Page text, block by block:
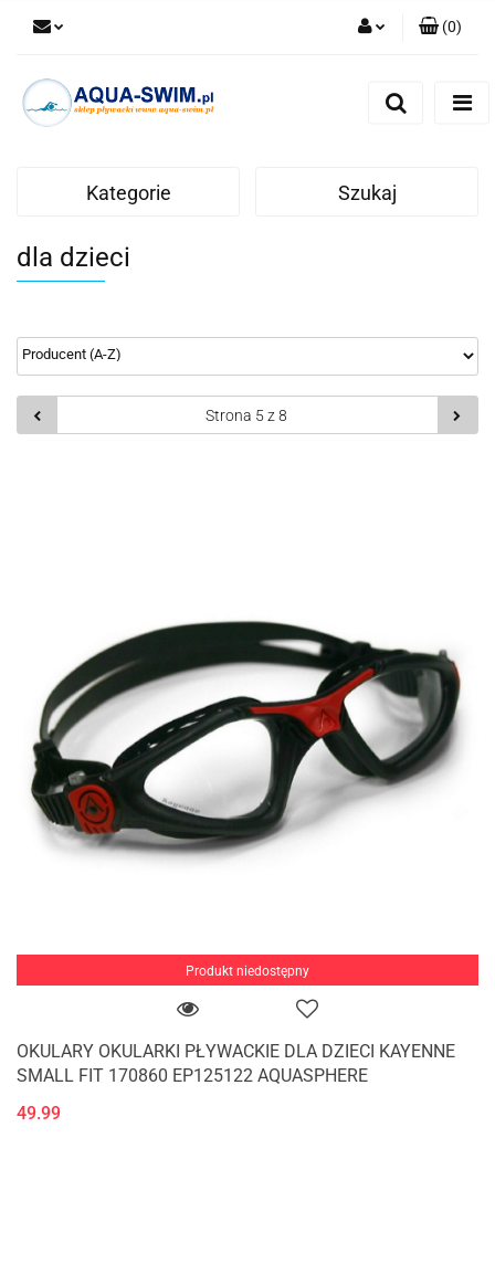
(0)
Kategorie Szukaj
dla dzieci
Produkt niedostępny
OKULARY OKULARKI PŁYWACKIE DLA DZIECI KAYENNE
SMALL FIT 170860 EP125122 AQUASPHERE
49.99